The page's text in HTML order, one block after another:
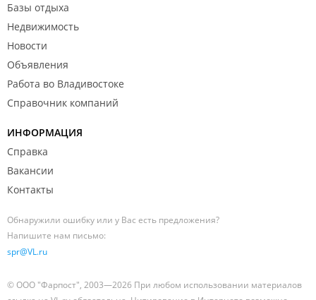
Базы отдыха
Недвижимость
Новости
Объявления
Работа во Владивостоке
Справочник компаний
ИНФОРМАЦИЯ
Справка
Вакансии
Контакты
Обнаружили ошибку или у Вас есть предложения?
Напишите нам письмо:
spr@VL.ru
© ООО "Фарпост", 2003—2026 При любом использовании материалов